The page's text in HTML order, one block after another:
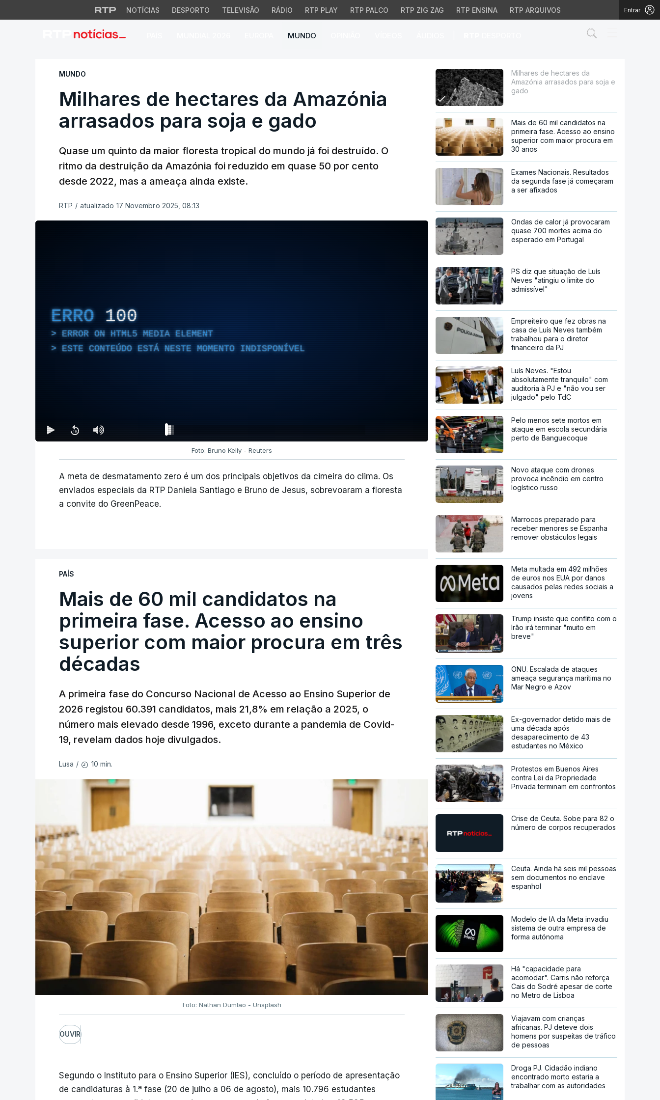
NOTÍCIAS DESPORTO TELEVISÃO RÁDIO RTP PLAY RTP PALCO RTP ZIG ZAG RTP ENSINA RTP ARQUIVOS Entrar
MUNDO
Milhares de hectares da Amazónia arrasados para soja e gado
MUNDO
Milhares de hectares da Amazónia
arrasados para soja e gado
Quase um quinto da maior floresta tropical do mundo já foi destruído. O
ritmo da destruição da Amazónia foi reduzido em quase 50 por cento
desde 2022, mas a ameaça ainda existe.
RTP / atualizado 17 Novembro 2025, 08:13
ERRO 100
ERROR ON HTML5 MEDIA ELEMENT
ESTE CONTEÚDO ESTÁ NESTE MOMENTO INDISPONÍVEL
Foto: Bruno Kelly - Reuters
A meta de desmatamento zero é um dos principais objetivos da cimeira do clima. Os
enviados especiais da RTP Daniela Santiago e Bruno de Jesus, sobrevoaram a floresta
a convite do GreenPeace.
PAÍS
Mais de 60 mil candidatos na
primeira fase. Acesso ao ensino
superior com maior procura em três
décadas
A primeira fase do Concurso Nacional de Acesso ao Ensino Superior de
2026 registou 60.391 candidatos, mais 21,8% em relação a 2025, o
número mais elevado desde 1996, exceto durante a pandemia de Covid-
19, revelam dados hoje divulgados.
Lusa / 10 min.
Foto: Nathan Dumlao - Unsplash
OUVIR
Segundo o Instituto para o Ensino Superior (IES), concluído o período de apresentação
de candidaturas à 1.ª fase (20 de julho a 06 de agosto), mais 10.796 estudantes
Milhares de hectares da
Amazónia arrasados para soja e
gado
Mais de 60 mil candidatos na
primeira fase. Acesso ao ensino
superior com maior procura em
30 anos
Exames Nacionais. Resultados
da segunda fase já começaram
a ser afixados
Ondas de calor já provocaram
quase 700 mortes acima do
esperado em Portugal
PS diz que situação de Luís
Neves "atingiu o limite do
admissível"
Empreiteiro que fez obras na
casa de Luís Neves também
trabalhou para o diretor
financeiro da PJ
Luís Neves. "Estou
absolutamente tranquilo" com
auditoria à PJ e "não vou ser
julgado" pelo TdC
Pelo menos sete mortos em
ataque em escola secundária
perto de Banguecoque
Novo ataque com drones
provoca incêndio em centro
logístico russo
Marrocos preparado para
receber menores se Espanha
remover obstáculos legais
Meta multada em 492 milhões
de euros nos EUA por danos
causados pelas redes sociais a
jovens
Trump insiste que conflito com o
Irão irá terminar "muito em
breve"
ONU. Escalada de ataques
ameaça segurança marítima no
Mar Negro e Azov
Ex-governador detido mais de
uma década após
desaparecimento de 43
estudantes no México
Protestos em Buenos Aires
contra Lei da Propriedade
Privada terminam em confrontos
Crise de Ceuta. Sobe para 82 o
número de corpos recuperados
Ceuta. Ainda há seis mil pessoas
sem documentos no enclave
espanhol
Modelo de IA da Meta invadiu
sistema de outra empresa de
forma autónoma
Há "capacidade para
acomodar". Carris não reforça
Cais do Sodré apesar de corte
no Metro de Lisboa
Viajavam com crianças
africanas. PJ deteve dois
homens por suspeitas de tráfico
de pessoas
Droga PJ. Cidadão indiano
encontrado morto estaria a
trabalhar com as autoridades